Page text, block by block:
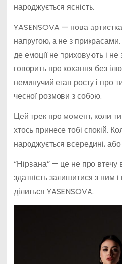
народжується ясність.
YASENSOVA — нова
напругою, а не з прикрасами.
де емоції не приховують і
говорить про кохання без
неминучий етап росту і про
чесної розмови з собою.
Цей трек про момент, коли
хтось принесе тобі спокій.
народжується всередині, або
“Нірвана” — це не про втечу
здатність залишитися з ним
ділиться YASENSOVA.